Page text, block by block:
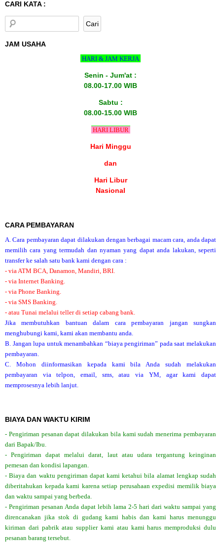
CARI KATA :
JAM USAHA
HARI & JAM KERJA
Senin - Jum'at :
08.00-17.00 WIB
Sabtu :
08.00-15.00 WIB
HARI LIBUR
Hari Minggu
dan
Hari Libur
Nasional
CARA PEMBAYARAN
A. Cara pembayaran dapat dilakukan dengan berbagai macam cara, anda dapat
memilih cara yang termudah dan nyaman yang dapat anda lakukan, seperti
transfer ke salah satu bank kami dengan cara :
- via ATM BCA, Danamon, Mandiri, BRI.
- via Internet Banking.
- via Phone Banking.
- via SMS Banking.
- atau Tunai melalui teller di setiap cabang bank.
Jika membutuhkan bantuan dalam cara pembayaran jangan sungkan
menghubungi kami, kami akan membantu anda.
B. Jangan lupa untuk menambahkan “biaya pengiriman” pada saat melakukan
pembayaran.
C. Mohon diinformasikan kepada kami bila Anda sudah melakukan
pembayaran via telpon, email, sms, atau via YM, agar kami dapat
memprosesnya lebih lanjut.
BIAYA DAN WAKTU KIRIM
- Pengiriman pesanan dapat dilakukan bila kami sudah menerima pembayaran
dari Bapak/Ibu.
- Pengiriman dapat melalui darat, laut atau udara tergantung keinginan
pemesan dan kondisi lapangan.
- Biaya dan waktu pengiriman dapat kami ketahui bila alamat lengkap sudah
diberitahukan kepada kami karena setiap perusahaan expedisi memilik biaya
dan waktu sampai yang berbeda.
- Pengiriman pesanan Anda dapat lebih lama 2-5 hari dari waktu sampai yang
direncanakan jika stok di gudang kami habis dan kami harus menunggu
kiriman dari pabrik atau supplier kami atau kami harus memproduksi dulu
pesanan barang tersebut.